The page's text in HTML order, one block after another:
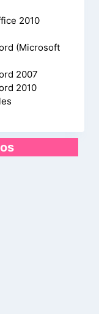
2010
(Microsoft
2007
2010